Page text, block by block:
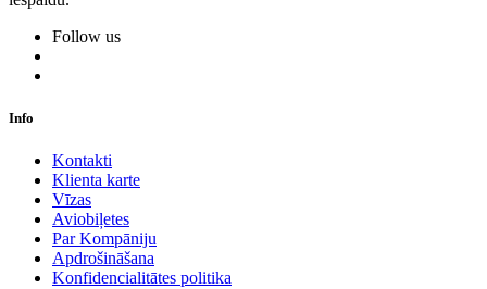
Follow us
Info
Kontakti
Klienta karte
Vīzas
Aviobiļetes
Par Kompāniju
Apdrošināšana
Konfidencialitātes politika